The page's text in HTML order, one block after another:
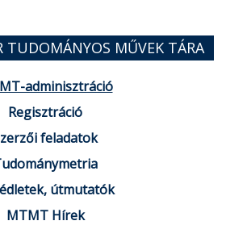
TUDOMÁNYOS MŰVEK TÁRA
adminisztráció
Regisztráció
feladatok
útmutatók
MTMT Hírek